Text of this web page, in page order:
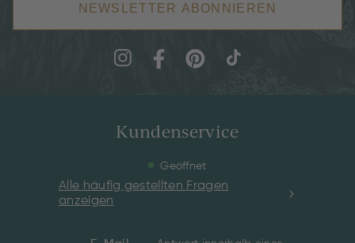
NEWSLETTER ABONNIEREN
Kundenservice
Geöffnet
Alle häufig gestellten Fragen
anzeigen